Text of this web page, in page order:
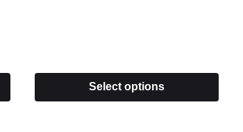
Select options